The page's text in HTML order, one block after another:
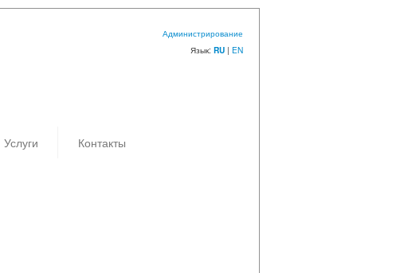
Администрирование
Язык: RU | EN
Услуги Контакты